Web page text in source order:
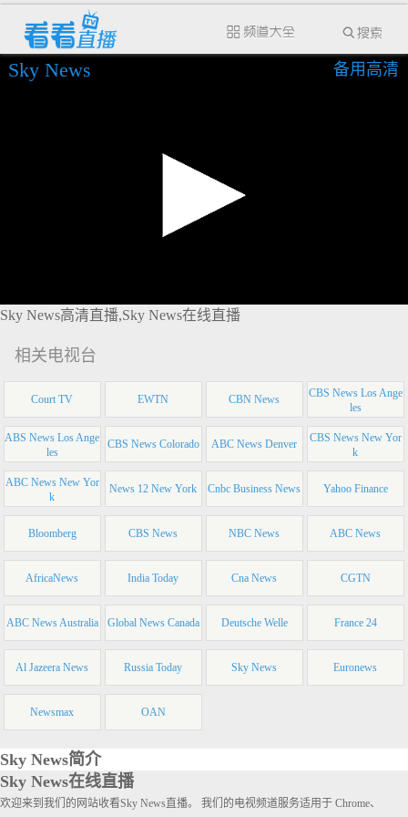
Sky News 备用高清
Sky News高清直播,Sky News在线直播
相关电视台
Court TV EWTN CBN News
CBS News Los Ange
les
ABS News Los Ange
les
CBS News Colorado ABC News Denver
CBS News New Yor
k
ABC News New Yor
k
News 12 New York Cnbc Business News Yahoo Finance
Bloomberg CBS News NBC News ABC News
AfricaNews India Today Cna News CGTN
ABC News Australia Global News Canada Deutsche Welle France 24
Al Jazeera News Russia Today Sky News Euronews
Newsmax OAN
Sky News简介
Sky News在线直播
欢迎来到我们的网站收看Sky News直播。 我们的电视频道服务适用于 Chrome、